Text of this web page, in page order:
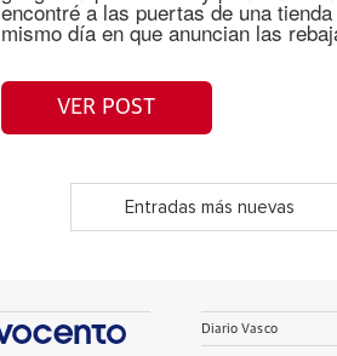
encontré a las puertas de una
mismo día en que anuncian las
VER POST
Entradas más nuevas
Diario Vasco